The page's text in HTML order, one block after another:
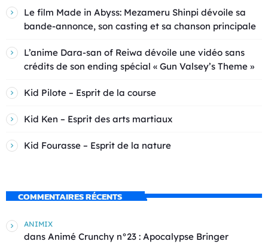
Le film Made in Abyss: Mezameru Shinpi dévoile sa
bande-annonce, son casting et sa chanson principale
L’anime Dara-san of Reiwa dévoile une vidéo sans
crédits de son ending spécial « Gun Valsey’s Theme »
Kid Pilote – Esprit de la course
Kid Ken – Esprit des arts martiaux
Kid Fourasse – Esprit de la nature
COMMENTAIRES RÉCENTS
ANIMIX
dans Animé Crunchy n°23 : Apocalypse Bringer